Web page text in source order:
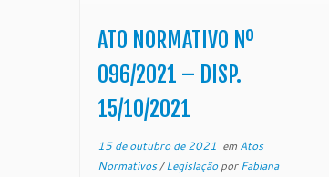
Nº 096/2021 O Excelentíssimo
Senhor Desembargador Ronaldo
Gonçalves de Sousa, Presidente do
Egrégio Tribunal de Justiça do
Estado do Espírito […]
ATO NORMATIVO Nº
096/2021 – DISP.
15/10/2021
15 de outubro de 2021 em Atos
Normativos/LegislaçãoporFabiana